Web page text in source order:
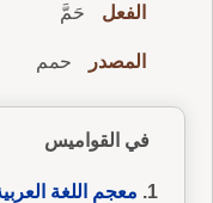
الفعل حَمَّ
المصدر حمم
في القواميس
معجم اللغة